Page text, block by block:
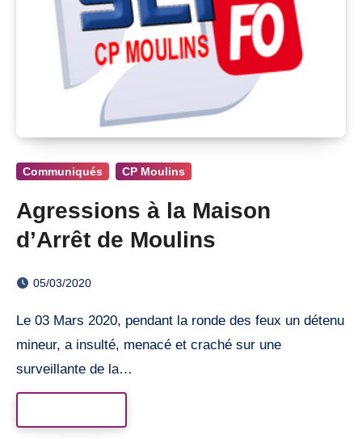
Communiqués CP Moulins
Agressions à la Maison
d’Arrêt de Moulins
05/03/2020
Le 03 Mars 2020, pendant la ronde des feux un détenu
mineur, a insulté, menacé et craché sur une
surveillante de la…